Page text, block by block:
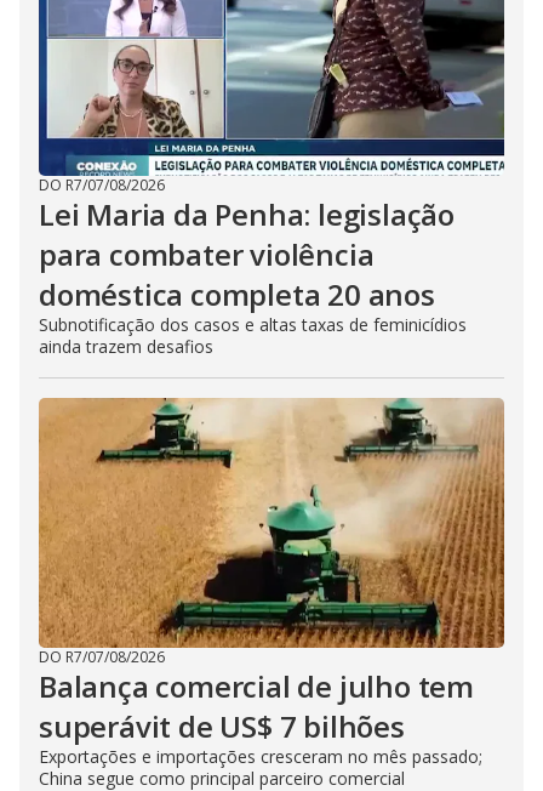
DO R7/07/08/2026
Lei Maria da Penha: legislação
para combater violência
doméstica completa 20 anos
Subnotificação dos casos e altas taxas de feminicídios
ainda trazem desafios
DO R7/07/08/2026
Balança comercial de julho tem
superávit de US$ 7 bilhões
Exportações e importações cresceram no mês passado;
China segue como principal parceiro comercial